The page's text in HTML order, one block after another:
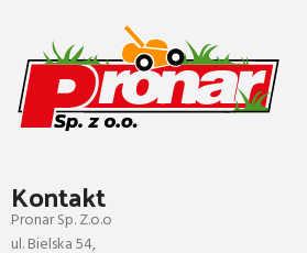
Kontakt
Pronar Sp. Z.o.o
ul. Bielska 54,